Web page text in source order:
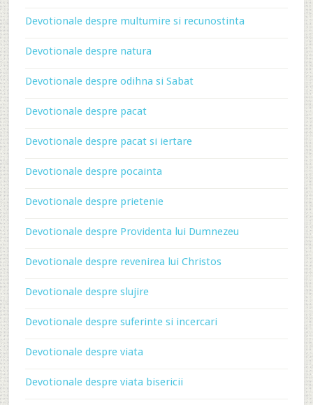
Devotionale despre multumire si recunostinta
Devotionale despre natura
Devotionale despre odihna si Sabat
Devotionale despre pacat
Devotionale despre pacat si iertare
Devotionale despre pocainta
Devotionale despre prietenie
Devotionale despre Providenta lui Dumnezeu
Devotionale despre revenirea lui Christos
Devotionale despre slujire
Devotionale despre suferinte si incercari
Devotionale despre viata
Devotionale despre viata bisericii